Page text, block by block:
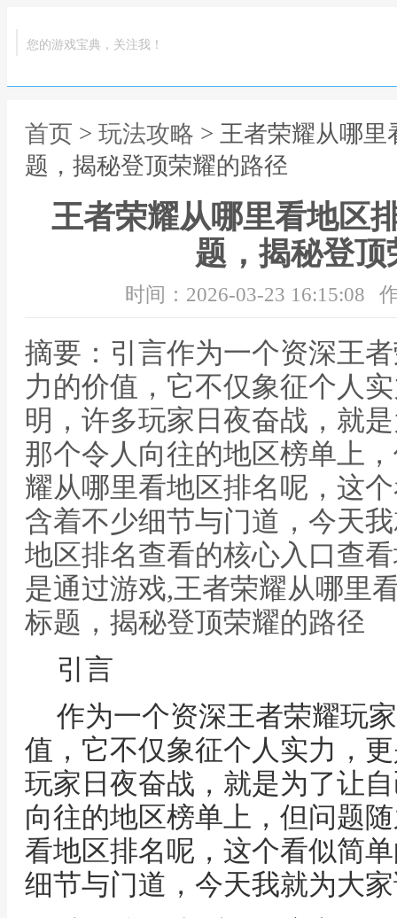
您的游戏宝典，关注我！
首页 > 玩法攻略 > 王者荣耀从哪
题，揭秘登顶荣耀的路径
王者荣耀从哪里看地区
题，揭秘登顶
时间：2026-03-23 16:15:08
摘要：引言作为一个资深王
力的价值，它不仅象征个人
明，许多玩家日夜奋战，就
那个令人向往的地区榜单上
耀从哪里看地区排名呢，这
含着不少细节与门道，今天
地区排名查看的核心入口查
是通过游戏,王者荣耀从哪里
标题，揭秘登顶荣耀的路径
引言
作为一个资深王者荣耀玩
值，它不仅象征个人实力，
玩家日夜奋战，就是为了让
向往的地区榜单上，但问题
看地区排名呢，这个看似简
细节与门道，今天我就为大